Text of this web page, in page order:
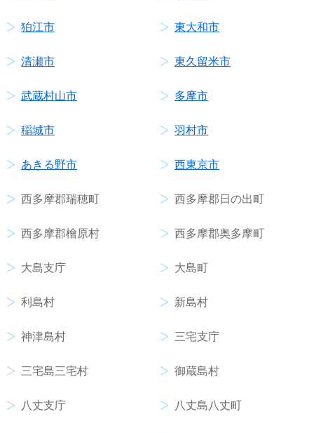
狛江市 東大和市
清瀬市 東久留米市
武蔵村山市 多摩市
稲城市 羽村市
あきる野市 西東京市
西多摩郡瑞穂町 西多摩郡日の出町
西多摩郡檜原村 西多摩郡奥多摩町
大島支庁 大島町
利島村 新島村
神津島村 三宅支庁
三宅島三宅村 御蔵島村
八丈支庁 八丈島八丈町